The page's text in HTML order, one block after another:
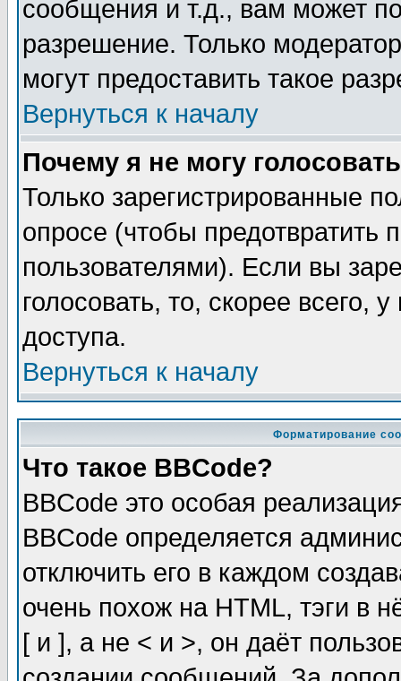
сообщения и т.д., вам может
разрешение. Только
могут предоставить такое
Вернуться к началу
Почему я не могу
Только зарегистрированные
опросе (чтобы предотвратить
пользователями). Если вы
голосовать, то, скорее всего,
доступа.
Вернуться к началу
Форматирование
Что такое BBCode?
BBCode это особая
BBCode определяется
отключить его в каждом
очень похож на HTML, тэги в
[ и ], а не < и >, он даёт